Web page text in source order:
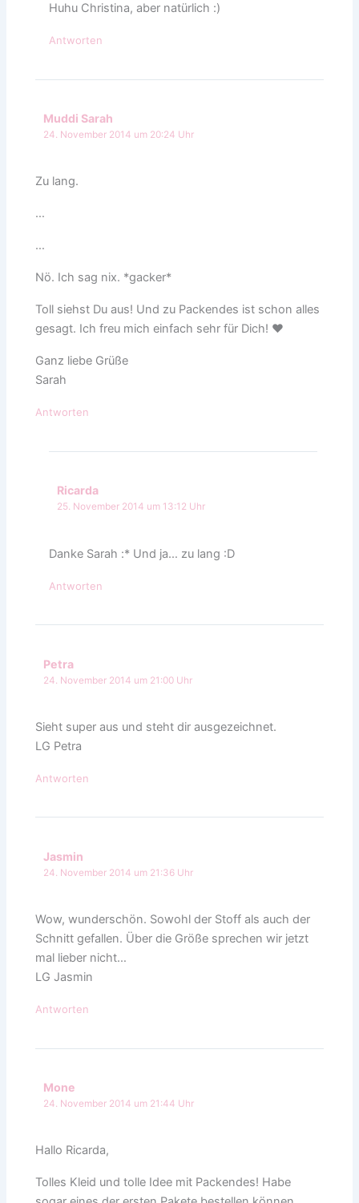
Huhu Christina, aber natürlich :)
Antworten
Muddi Sarah
24. November 2014 um 20:24 Uhr
Zu lang.
…
…
Nö. Ich sag nix. *gacker*
Toll siehst Du aus! Und zu Packendes ist schon alles
gesagt. Ich freu mich einfach sehr für Dich! ♥
Ganz liebe Grüße
Sarah
Antworten
Ricarda
25. November 2014 um 13:12 Uhr
Danke Sarah :* Und ja… zu lang :D
Antworten
Petra
24. November 2014 um 21:00 Uhr
Sieht super aus und steht dir ausgezeichnet.
LG Petra
Antworten
Jasmin
24. November 2014 um 21:36 Uhr
Wow, wunderschön. Sowohl der Stoff als auch der
Schnitt gefallen. Über die Größe sprechen wir jetzt
mal lieber nicht…
LG Jasmin
Antworten
Mone
24. November 2014 um 21:44 Uhr
Hallo Ricarda,
Tolles Kleid und tolle Idee mit Packendes! Habe